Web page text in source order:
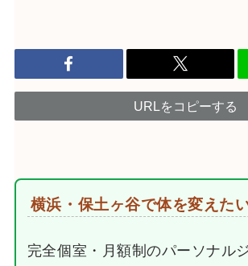
URLをコピーする
横浜・保土ヶ谷で体を変えた
完全個室・月額制のパーソナル